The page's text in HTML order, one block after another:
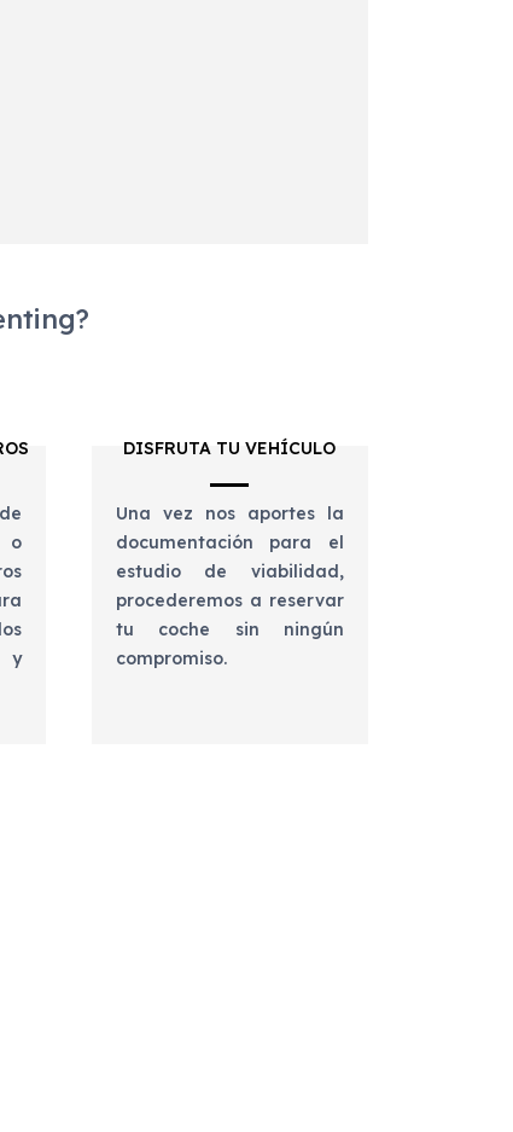
o
y
DISFRUTA TU VEHÍCULO
Una vez nos aportes la
documentación para el
estudio de viabilidad,
procederemos a reservar
tu coche sin ningún
compromiso.